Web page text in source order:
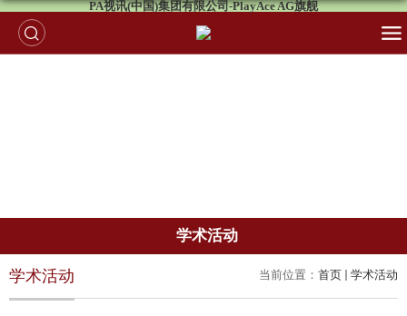
PA视讯(中国)集团有限公司-PlayAce AG旗舰
学术活动
当前位置： 首页 学术活动
学术活动